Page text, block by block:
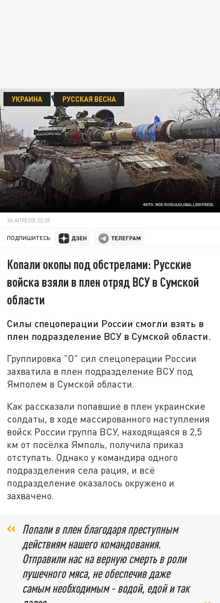
ФОТО: MOD RUSSIA/GLOBALLOOKPRESS
УКРАИНА РУССКАЯ ВЕСНА
26 АПРЕЛЯ 22:25
ПОДПИШИТЕСЬ:
Копали окопы под обстрелами: Русские
войска взяли в плен отряд ВСУ в Сумской
области
Силы спецоперации России смогли взять в
плен подразделение ВСУ в Сумской области.
Группировка "О" сил спецоперации России
захватила в плен подразделение ВСУ под
Ямполем в Сумской области.
Как рассказали попавшие в плен украинские
солдаты, в ходе массированного наступления
войск России группа ВСУ, находящаяся в 2,5
км от посёлка Ямполь, получила приказ
отступать. Однако у командира одного
подразделения села рация, и всё
подразделение оказалось окружено и
захвачено.
Попали в плен благодаря преступным
действиям нашего командования.
Отправили нас на верную смерть в роли
пушечного мяса, не обеспечив даже
самым необходимым - водой, едой и так